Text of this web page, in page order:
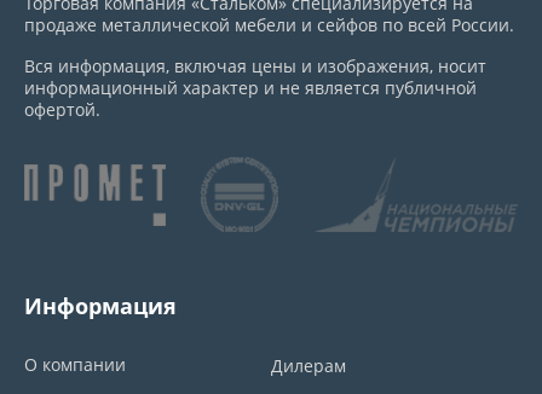
продаже металлической мебели и сейфов по всей России.
Вся информация, включая цены и изображения, носит
информационный характер и не является публичной
офертой.
Информация
О компании
Дилерам